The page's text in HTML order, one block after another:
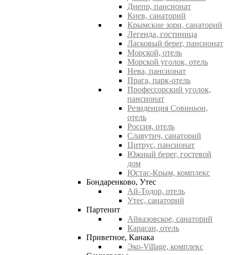
Днепр, пансионат
Киев, санаторий
Крымские зори, санаторий
Легенда, гостиница
Ласковый берег, пансионат
Морской, отель
Морской уголок, отель
Нева, пансионат
Прага, парк-отель
Профессорский уголок,
пансионат
Резиденция Совиньон,
отель
Россия, отель
Славутич, санаторий
Цитрус, пансионат
Южный берег, гостевой
дом
Юстас-Крым, комплекс
Бондаренково, Утес
Ай-Тодор, отель
Утес, санаторий
Партенит
Айвазовское, санаторий
Карасан, отель
Приветное, Канака
Эко-Village, комплекс